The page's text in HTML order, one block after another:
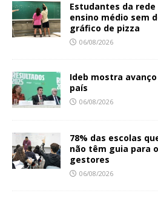
Estudantes da
ensino médio sem
gráfico de pizza
06/08/2026
Ideb mostra
país
06/08/2026
78% das escolas
não têm guia para
gestores
06/08/2026